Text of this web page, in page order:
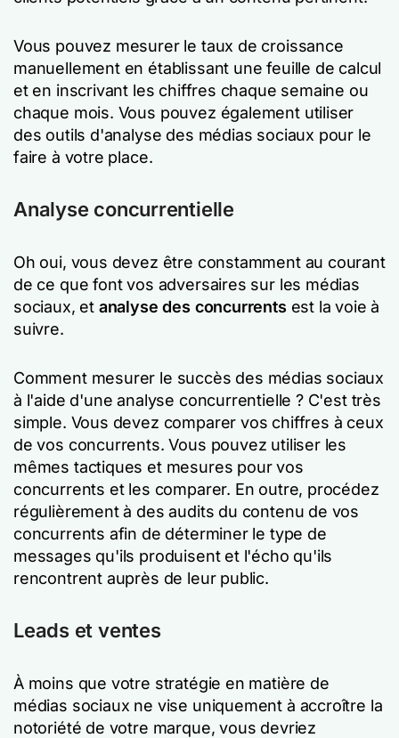
Vous pouvez mesurer le taux de croissance
manuellement en établissant une feuille de calcul
et en inscrivant les chiffres chaque semaine ou
chaque mois. Vous pouvez également utiliser
des outils d'analyse des médias sociaux pour le
faire à votre place.
Analyse concurrentielle
Oh oui, vous devez être constamment au courant
de ce que font vos adversaires sur les médias
sociaux, et analyse des concurrents est la voie à
suivre.
Comment mesurer le succès des médias sociaux
à l'aide d'une analyse concurrentielle ? C'est très
simple. Vous devez comparer vos chiffres à ceux
de vos concurrents. Vous pouvez utiliser les
mêmes tactiques et mesures pour vos
concurrents et les comparer. En outre, procédez
régulièrement à des audits du contenu de vos
concurrents afin de déterminer le type de
messages qu'ils produisent et l'écho qu'ils
rencontrent auprès de leur public.
Leads et ventes
À moins que votre stratégie en matière de
médias sociaux ne vise uniquement à accroître la
notoriété de votre marque, vous devriez